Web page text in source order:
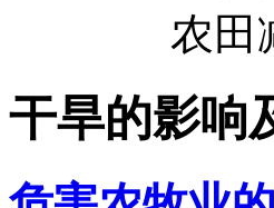
农田
干旱的影响